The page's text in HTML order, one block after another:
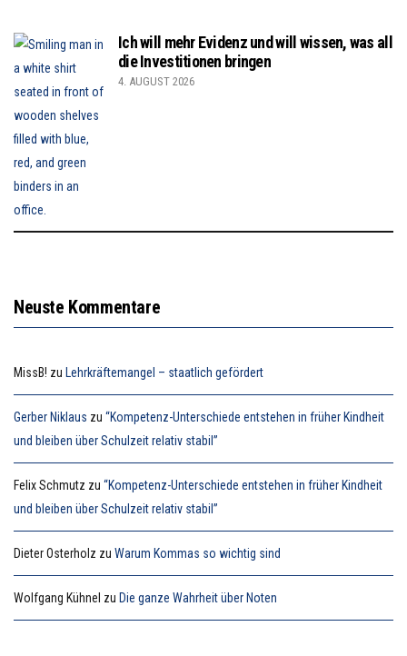
Ich will mehr Evidenz und will wissen, was all
die Investitionen bringen
4. AUGUST 2026
Neuste Kommentare
MissB! zu Lehrkräftemangel – staatlich gefördert
Gerber Niklaus zu “Kompetenz-Unterschiede entstehen in früher Kindheit
und bleiben über Schulzeit relativ stabil”
Felix Schmutz zu “Kompetenz-Unterschiede entstehen in früher Kindheit
und bleiben über Schulzeit relativ stabil”
Dieter Osterholz zu Warum Kommas so wichtig sind
Wolfgang Kühnel zu Die ganze Wahrheit über Noten